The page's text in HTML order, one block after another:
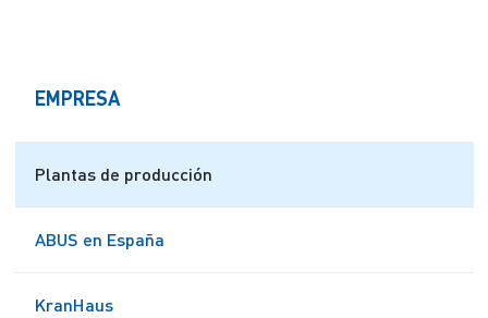
EMPRESA
Plantas de producción
ABUS en España
KranHaus